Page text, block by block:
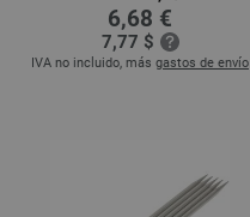
6,68 €
7,77 $
IVA no incluido, más gastos de envío